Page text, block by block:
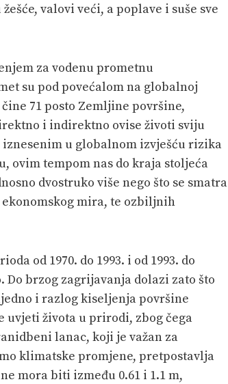
valovi veći, a poplave i suše sve
za vodenu prometnu
su pod povećalom na globalnoj
71 posto Zemljine površine,
i indirektno ovise životi sviju
u globalnom izvješću rizika
ovim tempom nas do kraja stoljeća
dvostruko više nego što se smatra
mira, te ozbiljnih
od 1970. do 1993. i od 1993. do
brzog zagrijavanja dolazi zato što
i razlog kiseljenja površine
uvjeti života u prirodi, zbog čega
lanac, koji je važan za
klimatske promjene, pretpostavlja
mora biti između 0.61 i 1.1 m,